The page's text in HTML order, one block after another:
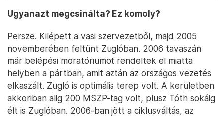
Ugyanazt megcsinálta? Ez komoly?
Persze. Kilépett a vasi szervezetből, majd 2005
novemberében feltűnt Zuglóban. 2006 tavaszán
már belépési moratóriumot rendeltek el miatta
helyben a pártban, amit aztán az országos vezetés
elkaszált. Zugló is optimális terep volt. A kerületben
akkoriban alig 200 MSZP-tag volt, plusz Tóth sokáig
élt is Zuglóban. 2006-ban jött a ciklusváltás, az